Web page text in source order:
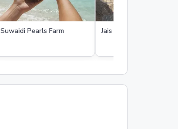
Suwaidi Pearls Farm Jais Flight Zipline